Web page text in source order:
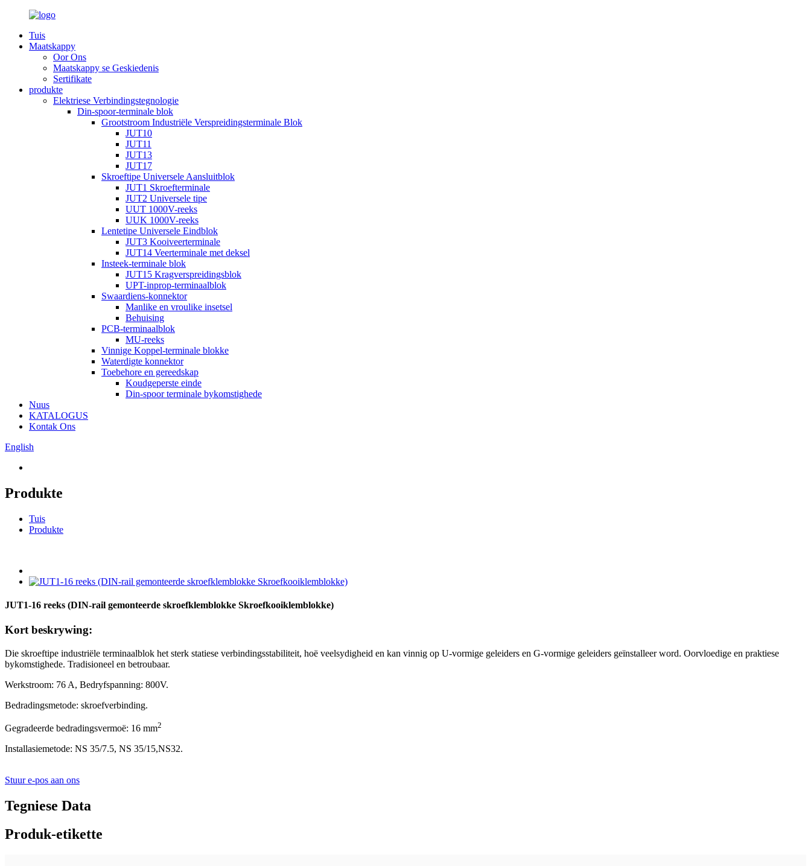
Tuis
Maatskappy
Oor Ons
Maatskappy se Geskiedenis
Sertifikate
produkte
Elektriese Verbindingstegnologie
Din-spoor-terminale blok
Grootstroom Industriële Verspreidingsterminale Blok
JUT10
JUT11
JUT13
JUT17
Skroeftipe Universele Aansluitblok
JUT1 Skroefterminale
JUT2 Universele tipe
UUT 1000V-reeks
UUK 1000V-reeks
Lentetipe Universele Eindblok
JUT3 Kooiveerterminale
JUT14 Veerterminale met deksel
Insteek-terminale blok
JUT15 Kragverspreidingsblok
UPT-inprop-terminaalblok
Swaardiens-konnektor
Manlike en vroulike insetsel
Behuising
PCB-terminaalblok
MU-reeks
Vinnige Koppel-terminale blokke
Waterdigte konnektor
Toebehore en gereedskap
Koudgeperste einde
Din-spoor terminale bykomstighede
Nuus
KATALOGUS
Kontak Ons
English
Produkte
Tuis
Produkte
JUT1-16 reeks (DIN-rail gemonteerde skroefklemblokke Skroefkooiklemblokke)
Kort beskrywing:
Die skroeftipe industriële terminaalblok het sterk statiese verbindingsstabiliteit, hoë veelsydigheid en kan vinnig op U-vormige geleiders en G-vormige geleiders geïnstalleer word. Oorvloedige en praktiese
bykomstighede. Tradisioneel en betroubaar.
Werkstroom: 76 A, Bedryfspanning: 800V.
Bedradingsmetode: skroefverbinding.
Gegradeerde bedradingsvermoë: 16 mm2
Installasiemetode: NS 35/7.5, NS 35/15,NS32.
Stuur e-pos aan ons
Tegniese Data
Produk-etikette